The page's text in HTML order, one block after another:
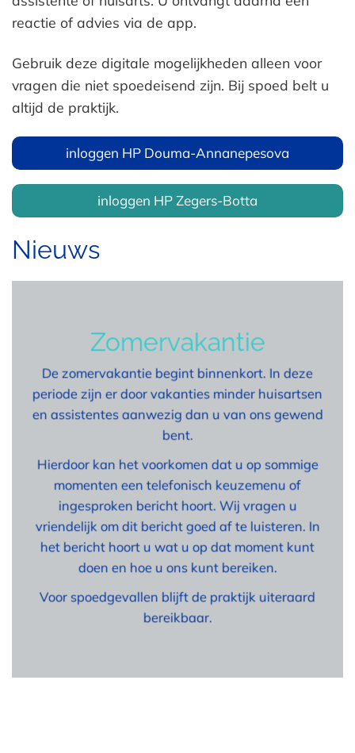
reactie of advies via de app.
Gebruik deze digitale mogelijkheden alleen voor
vragen die niet spoedeisend zijn. Bij spoed belt u
altijd de praktijk.
inloggen HP Douma-Annanepesova
inloggen HP Zegers-Botta
Nieuws
Zomervakantie
De zomervakantie begint binnenkort. In deze
periode zijn er door vakanties minder huisartsen
en assistentes aanwezig dan u van ons gewend
bent.
Hierdoor kan het voorkomen dat u op sommige
momenten een telefonisch keuzemenu of
ingesproken bericht hoort. Wij vragen u
vriendelijk om dit bericht goed af te luisteren. In
het bericht hoort u wat u op dat moment kunt
doen en hoe u ons kunt bereiken.
Voor spoedgevallen blijft de praktijk uiteraard
bereikbaar.